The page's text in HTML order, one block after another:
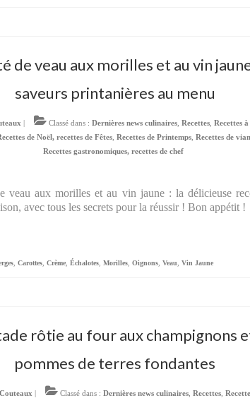
de veau aux morilles et au vin
saveurs printanières au menu
| Classé dans : Dernières news culinaires, Recettes, Recettes à
de Noël, recettes de Fêtes ,Recettes de Printemps ,Recettes de
Recettes gastronomiques, recettes de chef
veau aux morilles et au vin jaune : la délicieuse
avec tous les secrets pour la réussir ! Bon appétit !
,Carottes ,Crème ,Échalotes ,Morilles ,Oignons ,Veau ,Vin Jaune
rôtie au four aux champignons
pommes de terres fondantes
Couteaux | Classé dans :Dernières news culinaires ,Recettes ,